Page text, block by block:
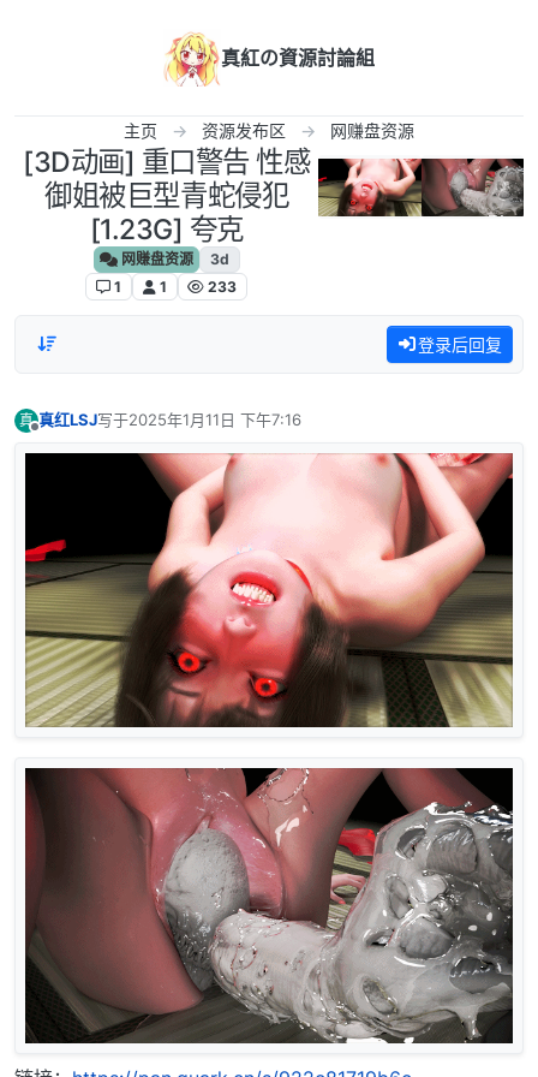
真紅の資源討論組
主页 资源发布区 网赚盘资源
[3D动画] 重口警告 性感
御姐被巨型青蛇侵犯
[1.23G] 夸克
网赚盘资源
3d
1
1 233
登录后回复
真 真红LSJ写于2025年1月11日 下午7:16
最后由 编辑